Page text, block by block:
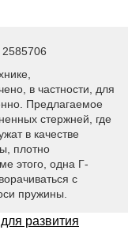
2585706
в частности, для
Предлагаемое
стержней, где
в качестве
плотно
этого, одна Г-
с
пружины.
развития